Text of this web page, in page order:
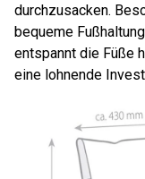
durchzusacken.
bequeme
entspannt die Füße
eine lohnende